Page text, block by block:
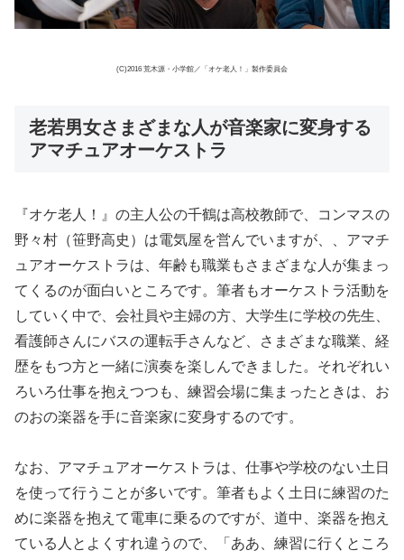
(C)2016 荒木源・小学館／「オケ老人！」製作委員会
老若男女さまざまな人が音楽家に変身する
アマチュアオーケストラ
『オケ老人！』の主人公の千鶴は高校教師で、コンマスの
野々村（笹野高史）は電気屋を営んでいますが、、アマチ
ュアオーケストラは、年齢も職業もさまざまな人が集まっ
てくるのが面白いところです。筆者もオーケストラ活動を
していく中で、会社員や主婦の方、大学生に学校の先生、
看護師さんにバスの運転手さんなど、さまざまな職業、経
歴をもつ方と一緒に演奏を楽しんできました。それぞれい
ろいろ仕事を抱えつつも、練習会場に集まったときは、お
のおの楽器を手に音楽家に変身するのです。
なお、アマチュアオーケストラは、仕事や学校のない土日
を使って行うことが多いです。筆者もよく土日に練習のた
めに楽器を抱えて電車に乗るのですが、道中、楽器を抱え
ている人とよくすれ違うので、「ああ、練習に行くところ